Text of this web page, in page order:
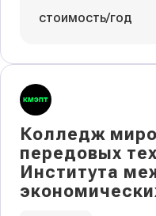
стоимость/год
Колледж
передовых
Института